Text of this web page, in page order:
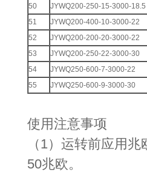
50
JYWQ200-250-15-3000-18.5
51
JYWQ200-400-10-3000-22
52
JYWQ200-200-20-3000-22
53
JYWQ200-250-22-3000-30
54
JYWQ250-600-7-3000-22
55
JYWQ250-600-9-3000-30
使用注意事项
（1）运转前应用
50兆欧。